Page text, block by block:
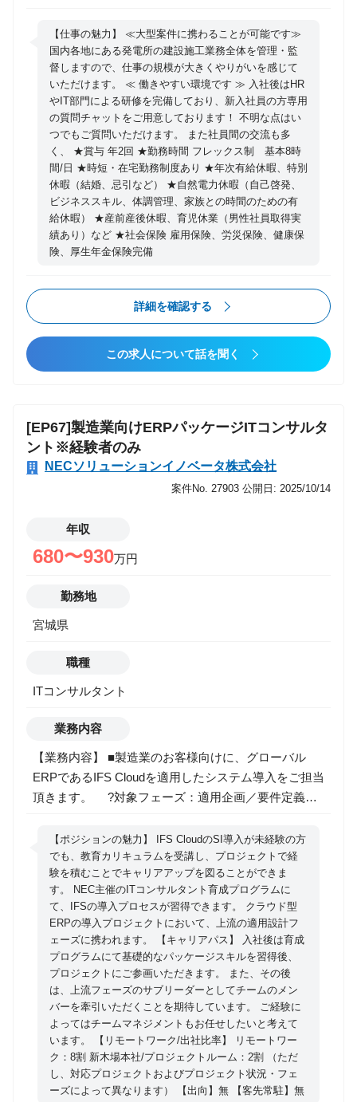
定着、産業の創造に貢献頂くポジションです。 ・稼働
中の太陽光／風力発電所の運用・保守業務のマネジメ
ント （顧客対応、現場管理、契約・収支管理等）
・運用・保守ビジネスの経営企画業務（経営基盤強
化、シェア拡大戦略立案、産業創造等） 【所属部署】
プラントマネジメント部 または、オペレーションマ
ネジメント部 所属メンバー：15名
【仕事の魅力】 ≪大型案件に携わることが可能です≫
国内各地にある発電所の建設施工業務全体を管理・監
督しますので、仕事の規模が大きくやりがいを感じて
いただけます。 ≪ 働きやすい環境です ≫ 入社後はHR
やIT部門による研修を完備しており、新入社員の方専用
の質問チャットをご用意しております！ 不明な点はい
つでもご質問いただけます。 また社員間の交流も多
く、 ★賞与 年2回 ★勤務時間 フレックス制 基本8時
間/日 ★時短・在宅勤務制度あり ★年次有給休暇、特別
休暇（結婚、忌引など） ★自然電力休暇（自己啓発、
ビジネススキル、体調管理、家族との時間のための有
給休暇） ★産前産後休暇、育児休業（男性社員取得実
績あり）など ★社会保険 雇用保険、労災保険、健康保
険、厚生年金保険完備
詳細を確認する
この求人について話を聞く
[EP67]製造業向けERPパッケージITコンサルタ
ント※経験者のみ
NECソリューションイノベータ株式会社
案件No. 27903 公開日: 2025/10/14
年収
680〜930万円
勤務地
宮城県
職種
ITコンサルタント
業務内容
【業務内容】 ■製造業のお客様向けに、グローバル
ERPであるIFS Cloudを適用したシステム導入をご担当
頂きます。 ?対象フェーズ：適用企画／要件定義／
産業 ?対象業務：生産管理／販売管理／原価・会計
／MRO（Maintenance Repair and Overhaul） システ
ム適用企画のフェーズにおいてお客様業務をパッケー
ジ機能にフィッティング適用する役割を担って頂きま
す。お客様とワークセッションを通じてパッケージの
適用方針を確定します。（アサインされるプロジェク
ト、フェーズによって、業務内容が変更となる可能性
があります） 【想定プロジェクト】 売上1000億以上
の製造業のお客様への導入が多く、プロジェクトの期
間は平均2年?3年です。 プロジェクト体制としては、
PM・仕様統括に加え、計画、購買・製造、在庫、原
価・会計などの業務チーム、データ移行やテスト支援
など非機能チームで形成されます。 詳細設計、コーデ
ィング、単体テスト等の開発作業は、主にパートナー
【ポジションの魅力】 IFS CloudのSI導入が未経験の方
でも、教育カリキュラムを受講し、プロジェクトで経
験を積むことでキャリアアップを図ることができま
す。 NEC主催のITコンサルタント育成プログラムに
て、IFSの導入プロセスが習得できます。 クラウド型
ERPの導入プロジェクトにおいて、上流の適用設計フ
ェーズに携われます。 【キャリアパス】 入社後は育成
プログラムにて基礎的なパッケージスキルを習得後、
プロジェクトにご参画いただきます。 また、その後
は、上流フェーズのサブリーダーとしてチームのメン
バーを牽引いただくことを期待しています。 ご経験に
よってはチームマネジメントもお任せしたいと考えて
います。 【リモートワーク/出社比率】 リモートワー
ク：8割 新木場本社/プロジェクトルーム：2割 （ただ
し、対応プロジェクトおよびプロジェクト状況・フェ
ーズによって異なります） 【出向】無 【客先常駐】無